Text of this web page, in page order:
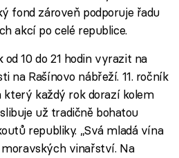
fond zároveň podporuje řadu
akcí po celé republice.
10 do 21 hodin vyrazit na
na Rašínovo nábřeží. 11. ročník
který každý rok dorazí kolem
už tradičně bohatou
republiky. „Svá mladá vína
vinařství. Na